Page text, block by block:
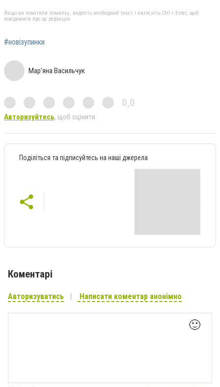
Якщо ви помітили помилку, виділіть необхідний текст і натисніть Ctrl + Enter, щоб
повідомити про це редакцію
#новізупинки
Мар'яна Васильчук
0,0
Авторизуйтесь, щоб оцінити
Поділіться та підписуйтесь на наші джерела
Коментарі
Авторизуватись Написати коментар анонімно
🙂